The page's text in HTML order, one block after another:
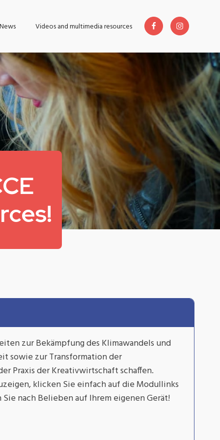
News Videos and multimedia resources
zur Bekämpfung des Klimawandels und
sowie zur Transformation der
Praxis der Kreativwirtschaft schaffen.
klicken Sie einfach auf die Modullinks
nach Belieben auf Ihrem eigenen Gerät!